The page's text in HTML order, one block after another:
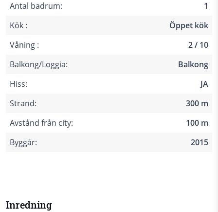
Antal badrum:
1
Kök :
Öppet kök
Våning :
2 / 10
Balkong/Loggia:
Balkong
Hiss:
JA
Strand:
300 m
Avstånd från city:
100 m
Byggår:
2015
Inredning